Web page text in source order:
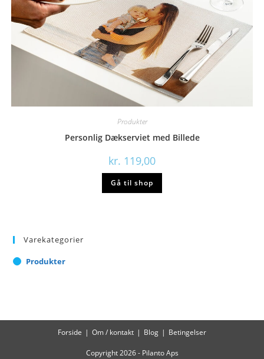
Produkter
Personlig Dækserviet med Billede
kr. 119,00
Gå til shop
Varekategorier
Produkter
Forside Om / kontakt Blog Betingelser
Copyright 2026 - Pilanto Aps